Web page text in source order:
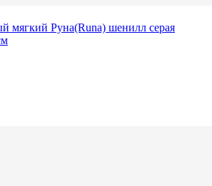
мягкий Руна(Runa) шенилл серая